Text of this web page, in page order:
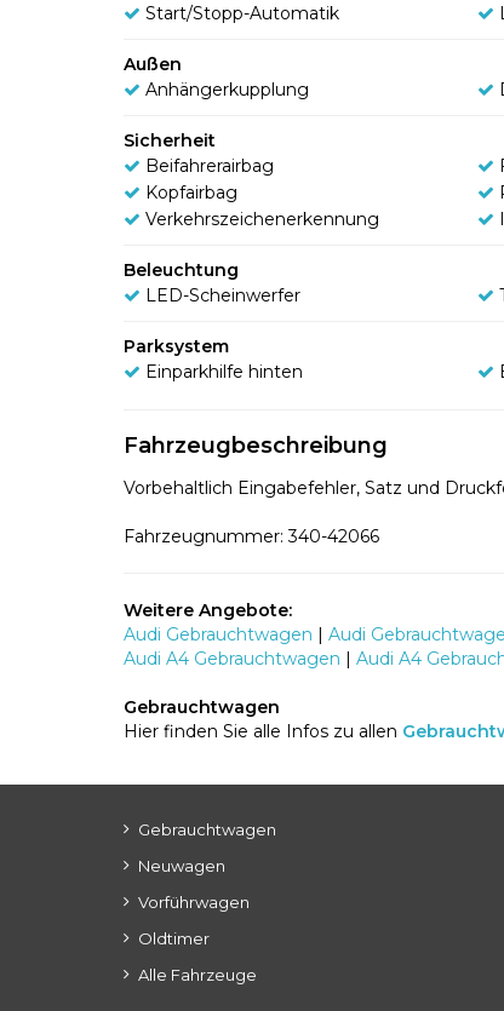
Start/Stopp-Automatik
Außen
Anhängerkupplung
Sicherheit
Beifahrerairbag
Kopfairbag
Verkehrszeichenerkennung
Beleuchtung
LED-Scheinwerfer
Parksystem
Einparkhilfe hinten
Fahrzeugbeschreibung
Vorbehaltlich Eingabefehler, Satz und
Fahrzeugnummer: 340-42066
Weitere Angebote:
Audi Gebrauchtwagen | Audi
Audi A4 Gebrauchtwagen | Audi A4
Gebrauchtwagen
Hier finden Sie alle Infos zu allen
Gebrauchtwagen
Neuwagen
Vorführwagen
Oldtimer
Alle Fahrzeuge